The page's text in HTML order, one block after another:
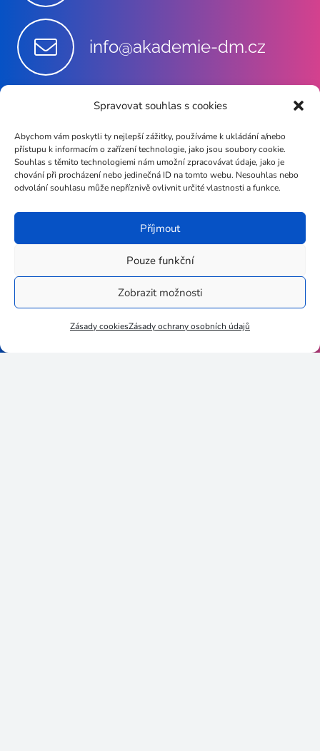
Spravovat souhlas s cookies
Abychom vám poskytli ty nejlepší zážitky, používáme k ukládání a/nebo
přístupu k informacím o zařízení technologie, jako jsou soubory cookie.
Souhlas s těmito technologiemi nám umožní zpracovávat údaje, jako je
chování při procházení nebo jedinečná ID na tomto webu. Nesouhlas nebo
odvolání souhlasu může nepříznivě ovlivnit určité vlastnosti a funkce.
Příjmout
Pouze funkční
Zobrazit možnosti
Zásady cookiesZásady ochrany osobních údajů
info@akademie-dm.cz
+420 602 735 024
Stupkova 413/1a, 779 00
Olomouc
3egug35
06452019